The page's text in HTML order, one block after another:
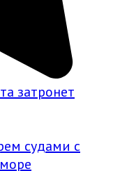
затронет
судами с